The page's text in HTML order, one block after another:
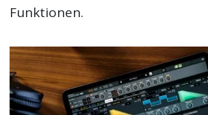
Funktionen.